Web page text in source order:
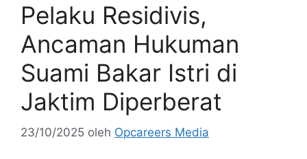
Pelaku Residivis,
Ancaman Hukuman
Suami Bakar Istri di
Jaktim Diperberat
23/10/2025 oleh Opcareers Media